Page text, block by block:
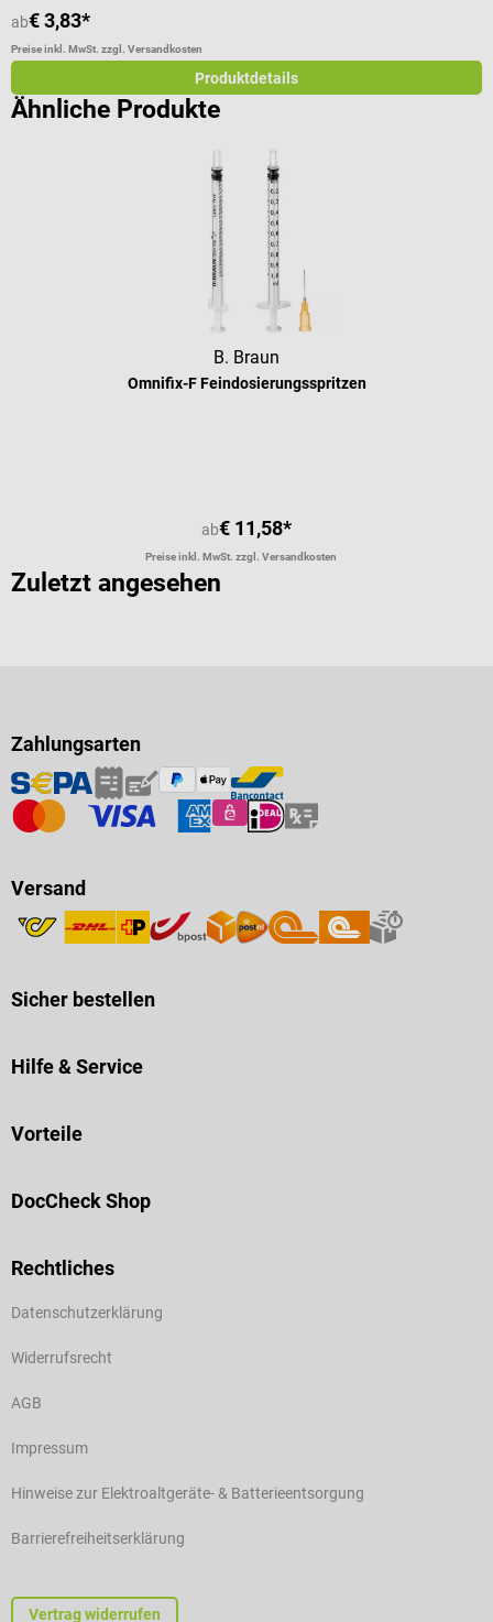
ab€ 3,83*
Preise inkl. MwSt. zzgl. Versandkosten
Produktdetails
Ähnliche Produkte
B. Braun
Omnifix-F Feindosierungsspritzen
ab€ 11,58*
Preise inkl. MwSt. zzgl. Versandkosten
Zuletzt angesehen
Zahlungsarten
Versand
Sicher bestellen
Hilfe & Service
Vorteile
DocCheck Shop
Rechtliches
Datenschutzerklärung
Widerrufsrecht
AGB
Impressum
Hinweise zur Elektroaltgeräte- & Batterieentsorgung
Barrierefreiheitserklärung
Vertrag widerrufen